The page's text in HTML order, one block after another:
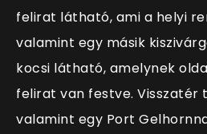
felirat látható, ami a helyi
valamint egy másik
kocsi látható, amelynek
felirat van festve. Visszatér
valamint egy Port